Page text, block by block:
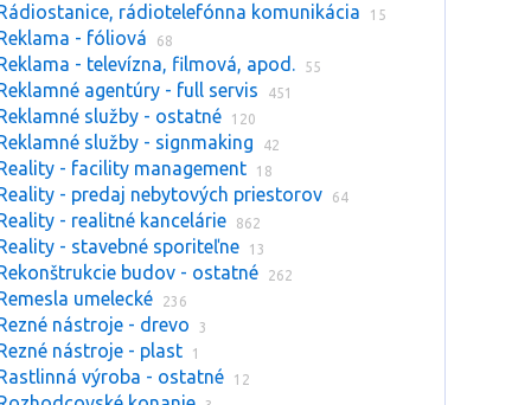
rádiotelefónna komunikácia 15
- fóliová 68
- televízna, filmová, apod. 55
agentúry - full servis 451
služby - ostatné 120
služby - signmaking 42
- facility management 18
- predaj nebytových priestorov 64
- realitné kancelárie 862
- stavebné sporiteľne 13
budov - ostatné 262
umelecké 236
nástroje - drevo 3
nástroje - plast 1
výroba - ostatné 12